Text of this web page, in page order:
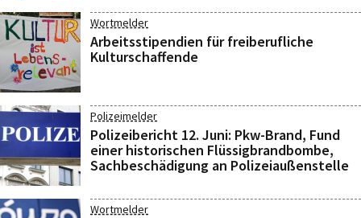
Wortmelder
Arbeitsstipendien für freiberufliche
Kulturschaffende
Polizeimelder
Polizeibericht 12. Juni: Pkw-Brand, Fund
einer historischen Flüssigbrandbombe,
Sachbeschädigung an Polizeiaußenstelle
Wortmelder